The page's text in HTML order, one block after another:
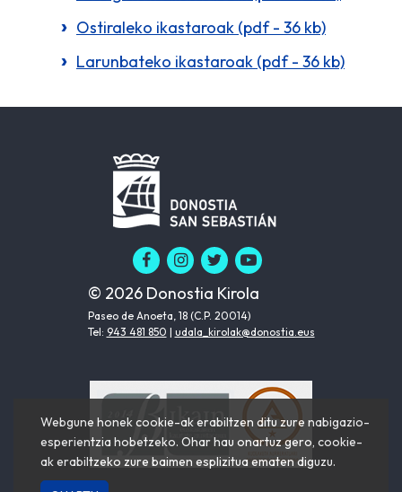
Ostiraleko ikastaroak (pdf - 36 kb)
Larunbateko ikastaroak (pdf - 36 kb)
© 2026 Donostia Kirola
Paseo de Anoeta, 18 (C.P. 20014)
Tel: 943 481 850 | udala_kirolak@donostia.eus
Webgune honek cookie-ak erabiltzen ditu zure nabigazio-
esperientzia hobetzeko. Ohar hau onartuz gero, cookie-
ak erabiltzeko zure baimen esplizitua ematen diguzu.